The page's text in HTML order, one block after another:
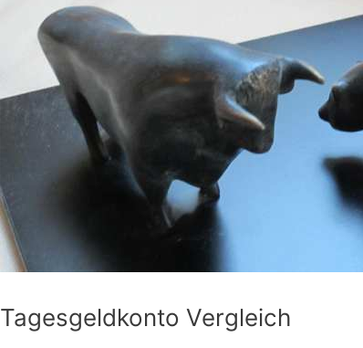
Tagesgeldkonto Vergleich